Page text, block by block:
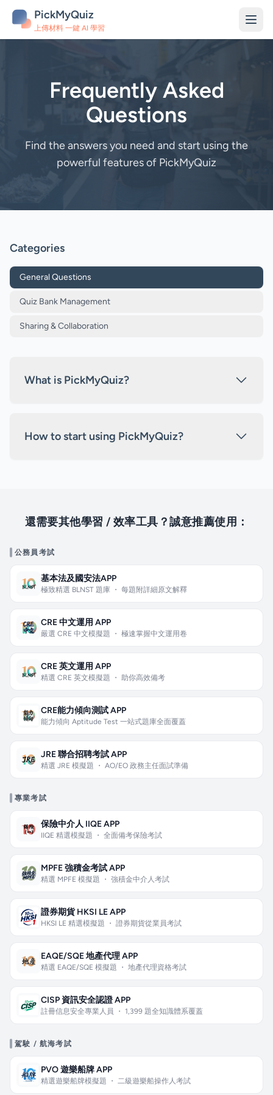
PickMyQuiz
上傳材料 一鍵 AI 學習
Frequently Asked
Questions
Find the answers you need and start using the
powerful features of PickMyQuiz
Categories
General Questions
Quiz Bank Management
Sharing & Collaboration
What is PickMyQuiz?
How to start using PickMyQuiz?
還需要其他學習 / 效率工具？誠意推薦使用：
公務員考試
基本法及國安法APP
極致精選 BLNST 題庫 ・ 每題附詳細原文解釋
CRE 中文運用 APP
嚴選 CRE 中文模擬題 ・ 極速掌握中文運用卷
CRE 英文運用 APP
精選 CRE 英文模擬題 ・ 助你高效備考
CRE能力傾向測試 APP
能力傾向 Aptitude Test 一站式題庫全面覆蓋
JRE 聯合招聘考試 APP
精選 JRE 模擬題 ・ AO/EO 政務主任面試準備
專業考試
保險中介人 IIQE APP
IIQE 精選模擬題 ・ 全面備考保險考試
MPFE 強積金考試 APP
精選 MPFE 模擬題 ・ 強積金中介人考試
證券期貨 HKSI LE APP
HKSI LE 精選模擬題 ・ 證券期貨從業員考試
EAQE/SQE 地產代理 APP
精選 EAQE/SQE 模擬題 ・ 地產代理資格考試
CISP 資訊安全認證 APP
註冊信息安全專業人員 ・ 1,399 題全知識體系覆蓋
駕駛 / 航海考試
PVO 遊樂船牌 APP
精選遊樂船牌模擬題 ・ 二級遊樂船操作人考試